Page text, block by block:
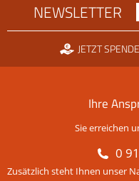
NEWSLETTER
JETZT
Ihre
Sie erreichen
0
Zusätzlich steht Ihnen unser